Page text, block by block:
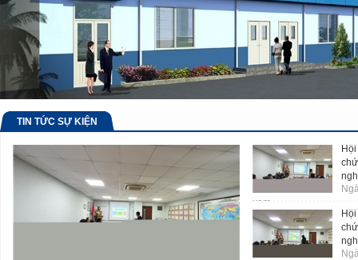
TIN TỨC SỰ KIỆN
xem
Hiệp hội thực phẩm chức năng
Việt Nam
VIỆN THỰC PHẨM CHỨC
NĂNG